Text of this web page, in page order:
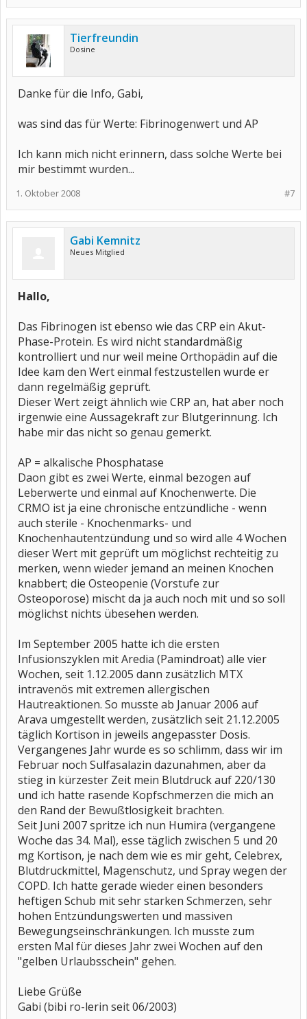
Tierfreundin
Dosine
Danke für die Info, Gabi,
was sind das für Werte: Fibrinogenwert und AP
Ich kann mich nicht erinnern, dass solche Werte bei
mir bestimmt wurden...
#7
1. Oktober 2008
Gabi Kemnitz
Neues Mitglied
Hallo,
Das Fibrinogen ist ebenso wie das CRP ein Akut-
Phase-Protein. Es wird nicht standardmäßig
kontrolliert und nur weil meine Orthopädin auf die
Idee kam den Wert einmal festzustellen wurde er
dann regelmäßig geprüft.
Dieser Wert zeigt ähnlich wie CRP an, hat aber noch
irgenwie eine Aussagekraft zur Blutgerinnung. Ich
habe mir das nicht so genau gemerkt.
AP = alkalische Phosphatase
Daon gibt es zwei Werte, einmal bezogen auf
Leberwerte und einmal auf Knochenwerte. Die
CRMO ist ja eine chronische entzündliche - wenn
auch sterile - Knochenmarks- und
Knochenhautentzündung und so wird alle 4 Wochen
dieser Wert mit geprüft um möglichst rechteitig zu
merken, wenn wieder jemand an meinen Knochen
knabbert; die Osteopenie (Vorstufe zur
Osteoporose) mischt da ja auch noch mit und so soll
möglichst nichts übesehen werden.
Im September 2005 hatte ich die ersten
Infusionszyklen mit Aredia (Pamindroat) alle vier
Wochen, seit 1.12.2005 dann zusätzlich MTX
intravenös mit extremen allergischen
Hautreaktionen. So musste ab Januar 2006 auf
Arava umgestellt werden, zusätzlich seit 21.12.2005
täglich Kortison in jeweils angepasster Dosis.
Vergangenes Jahr wurde es so schlimm, dass wir im
Februar noch Sulfasalazin dazunahmen, aber da
stieg in kürzester Zeit mein Blutdruck auf 220/130
und ich hatte rasende Kopfschmerzen die mich an
den Rand der Bewußtlosigkeit brachten.
Seit Juni 2007 spritze ich nun Humira (vergangene
Woche das 34. Mal), esse täglich zwischen 5 und 20
mg Kortison, je nach dem wie es mir geht, Celebrex,
Blutdruckmittel, Magenschutz, und Spray wegen der
COPD. Ich hatte gerade wieder einen besonders
heftigen Schub mit sehr starken Schmerzen, sehr
hohen Entzündungswerten und massiven
Bewegungseinschränkungen. Ich musste zum
ersten Mal für dieses Jahr zwei Wochen auf den
"gelben Urlaubsschein" gehen.
Liebe Grüße
Gabi (bibi ro-lerin seit 06/2003)